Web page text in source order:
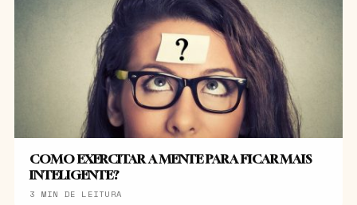
COMO EXERCITAR A MENTE PARA FICAR MAIS
INTELIGENTE?
3 MIN DE LEITURA